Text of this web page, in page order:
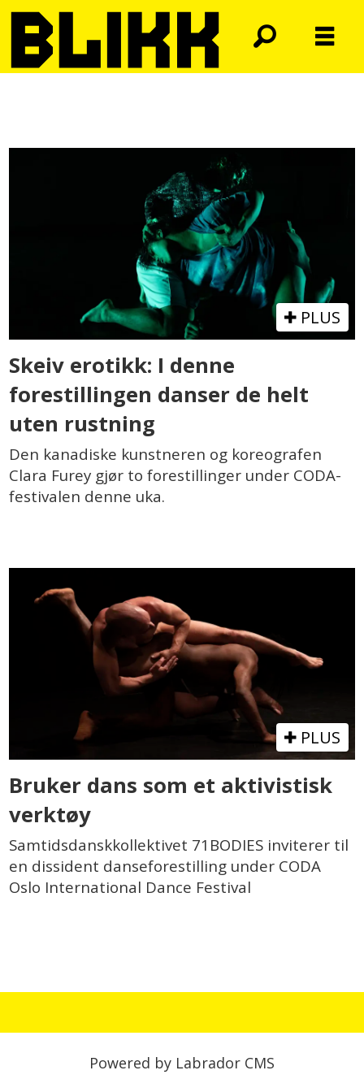
coda
international
festival
PLUS
Skeiv erotikk: I denne
forestillingen danser de helt
uten rustning
Den kanadiske kunstneren og koreografen
Clara Furey gjør to forestillinger under CODA-
festivalen denne uka.
PLUS
Bruker dans som et aktivistisk
verktøy
Samtidsdanskkollektivet 71BODIES inviterer til
en dissident danseforestilling under CODA
Oslo International Dance Festival
Powered by Labrador CMS